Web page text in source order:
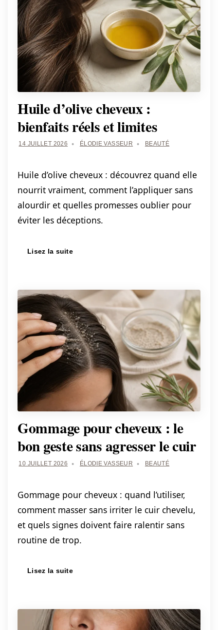
Huile d’olive cheveux :
bienfaits réels et limites
14 JUILLET 2026 ÉLODIE VASSEUR BEAUTÉ
Huile d’olive cheveux : découvrez quand elle
nourrit vraiment, comment l’appliquer sans
alourdir et quelles promesses oublier pour
éviter les déceptions.
Lisez la suite
Gommage pour cheveux : le
bon geste sans agresser le cuir
10 JUILLET 2026 ÉLODIE VASSEUR BEAUTÉ
Gommage pour cheveux : quand l’utiliser,
comment masser sans irriter le cuir chevelu,
et quels signes doivent faire ralentir sans
routine de trop.
Lisez la suite